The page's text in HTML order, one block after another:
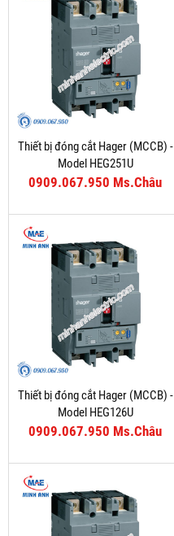
Thiết bị đóng cắt Hager (MCCB) -
Model HEG251U
0909.067.950 Ms.Châu
Thiết bị đóng cắt Hager (MCCB) -
Model HEG126U
0909.067.950 Ms.Châu